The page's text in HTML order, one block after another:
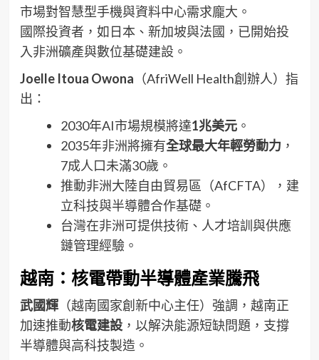
市場對智慧型手機與資料中心需求龐大。
國際投資者，如日本、新加坡與法國，已開始投
入非洲礦產與數位基礎建設。
Joelle Itoua Owona （AfriWell Health創辦人）指
出：
2030年AI市場規模將達1兆美元。
2035年非洲將擁有全球最大年輕勞動力 ，
7成人口未滿30歲。
推動非洲大陸自由貿易區（AfCFTA），建
立科技與半導體合作基礎。
台灣在非洲可提供技術、人才培訓與供應
鏈管理經驗。
越南：核電帶動半導體產業騰飛
武國輝（越南國家創新中心主任）強調，越南正
加速推動核電建設，以解決能源短缺問題，支撐
半導體與高科技製造。